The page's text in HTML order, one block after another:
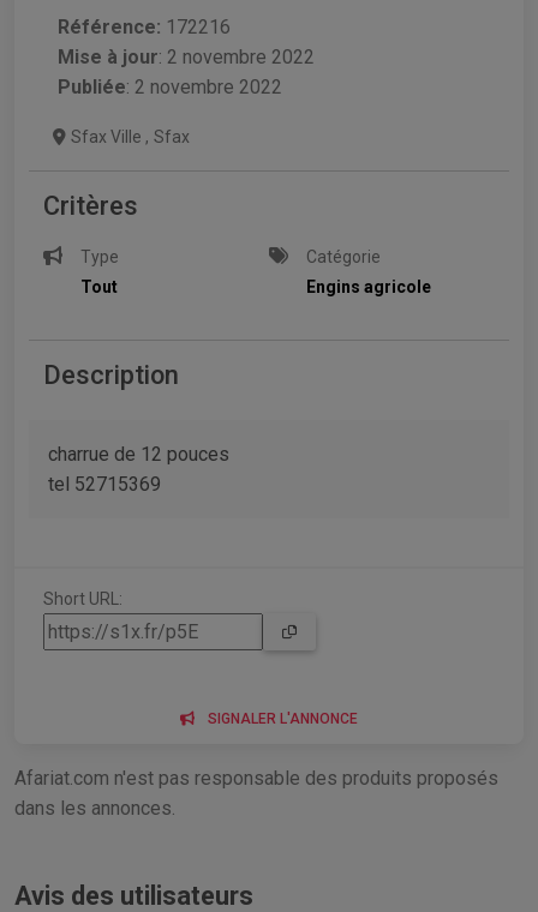
Référence: 172216
Mise à jour: 2 novembre 2022
Publiée: 2 novembre 2022
Sfax Ville , Sfax
Critères
Type
Tout
Catégorie
Engins agricole
Description
charrue de 12 pouces
tel 52715369
Short URL:
SIGNALER L'ANNONCE
Afariat.com n'est pas responsable des produits proposés
dans les annonces.
Avis des utilisateurs